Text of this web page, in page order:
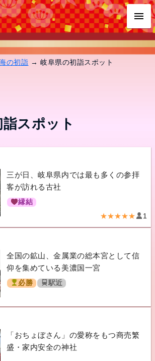
の初詣 → 岐阜県の初詣スポット
スポット
三が日、岐阜県内では最も多くの参拝
客が訪れる古社
縁結
★★★★★ 1
全国の鉱山、金属業の総本宮として信
仰を集めている美濃国一宮
必勝 駅近
「おちょぼさん」の愛称をもつ商売繁
盛・家内安全の神社